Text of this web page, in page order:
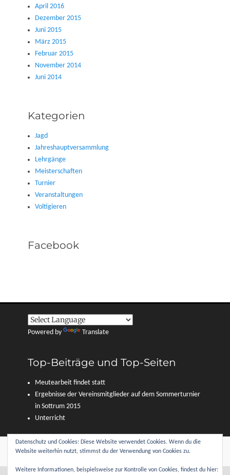
April 2016
Dezember 2015
Juni 2015
März 2015
Februar 2015
November 2014
Juni 2014
Kategorien
Jagd
Jahreshauptversammlung
Lehrgänge
Meisterschaften
Turnier
Veranstaltungen
Voltigieren
Facebook
Powered by Translate
Top-Beiträge und Top-Seiten
Meutearbeit findet statt
Ergebnisse der Vereinsmitglieder auf dem Sommerturnier
in Sottrum 2015
Unterricht
Copyright © 2026 Reitverein Sottrum und Umgebung e. V.
. Alle Rechte
Datenschutz und Cookies: Diese Website verwendet Cookies. Wenn du die
Website weiterhin nutzt, stimmst du der Verwendung von Cookies zu.
Weitere Informationen, beispielsweise zur Kontrolle von Cookies, findest du hier: